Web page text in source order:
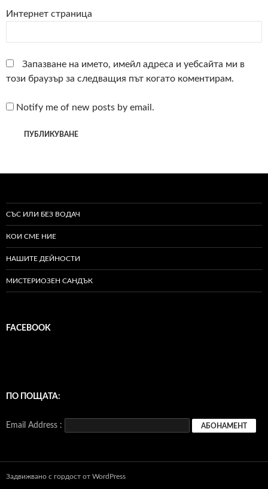
Интернет страница
Запазване на името, имейл адреса и уебсайта ми в
този браузър за следващия път когато коментирам.
Notify me of new posts by email.
СЪС ИЛИ БЕЗ ВОДАЧ
КОИ СМЕ НИЕ
НАШИТЕ ДЕЙНОСТИ
МИСТЕРИОЗЕН САНДЪК
FACEBOOK
ПО ПОЩАТА:
Email Address :
Задвижвано с гордост от WordPress